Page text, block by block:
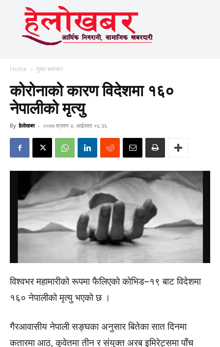
Home मुख्य समाचार
कोरोनाको कारण विदेशमा १६०
नेपालीको मृत्यु
By हेलाेखबर - २०७७ श्रावण ४, आईतवार ०६:३६
विश्वभर महामारीको रूपमा फैलिएको कोभिड–१९ बाट विदेशमा
१६० नेपालीको मृत्यु भएको छ ।
गैरआवासीय नेपाली सङ्घका अनुसार बितेका सात दिनमा
कतारमा आठ, कुवेतमा तीन र संयुक्त अरब इमिरेट्समा पाँच